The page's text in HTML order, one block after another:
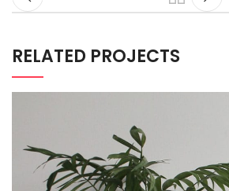
RELATED PROJECTS